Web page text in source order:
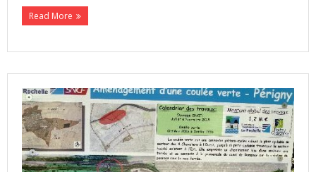
Read More